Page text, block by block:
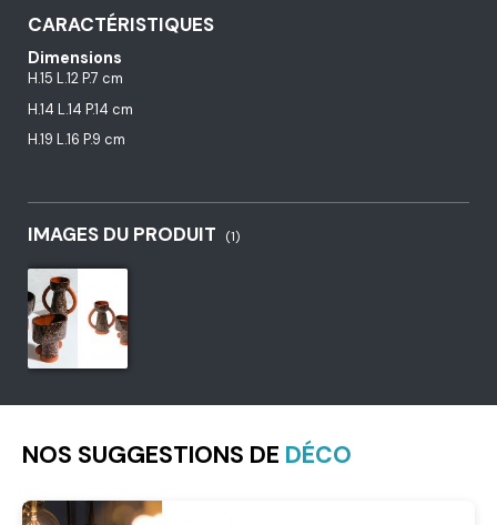
CARACTÉRISTIQUES
Dimensions
H.15 L.12 P.7 cm
H.14 L.14 P.14 cm
H.19 L.16 P.9 cm
IMAGES DU PRODUIT (1)
NOS SUGGESTIONS DE DÉCO